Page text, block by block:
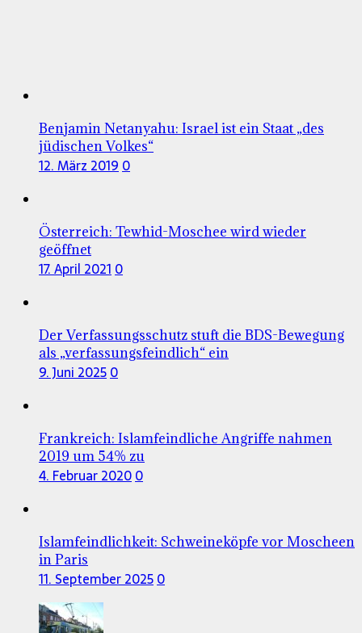
Benjamin Netanyahu: Israel ist ein Staat „des
jüdischen Volkes“
12. März 2019 0
Österreich: Tewhid-Moschee wird wieder
geöffnet
17. April 2021 0
Der Verfassungsschutz stuft die BDS-Bewegung
als „verfassungsfeindlich“ ein
9. Juni 20250
Frankreich: Islamfeindliche Angriffe nahmen
2019 um 54% zu
4. Februar 20200
Islamfeindlichkeit: Schweineköpfe vor Moscheen
in Paris
11. September 20250